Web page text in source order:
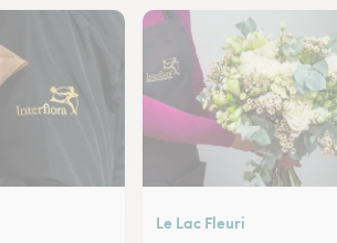
Le Lac Fleuri